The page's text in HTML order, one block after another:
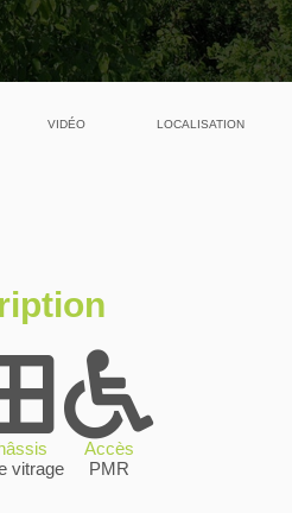
VIDÉO LOCALISATION
vitrage
Accès
PMR